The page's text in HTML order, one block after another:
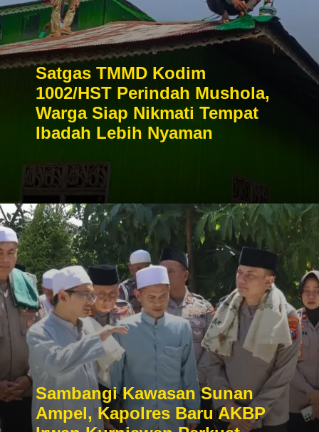
Satgas TMMD Kodim
1002/HST Perindah Mushola,
Warga Siap Nikmati Tempat
Ibadah Lebih Nyaman
Sambangi Kawasan Sunan
Ampel, Kapolres Baru AKBP